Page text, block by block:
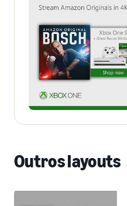
Outros layouts